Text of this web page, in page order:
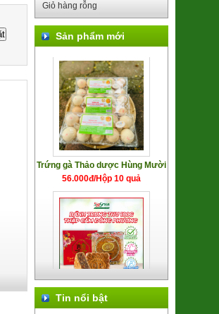
Giỏ hàng rỗng
Sản phẩm mới
(SP001318)
Trứng gà Thảo dược Hùng Mười
56.000đ/Hộp 10 quả
Bánh trung thu Đông Phương
(nhân TC 170g)
94.000đ/Cái
Tin nổi bật